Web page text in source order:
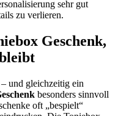
sehr gut
zu verlieren.
Geschenk,
und gleichzeitig ein
besonders sinnvoll
oft „bespielt“